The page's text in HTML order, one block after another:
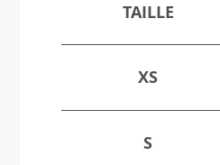
TAILLE
XS
S